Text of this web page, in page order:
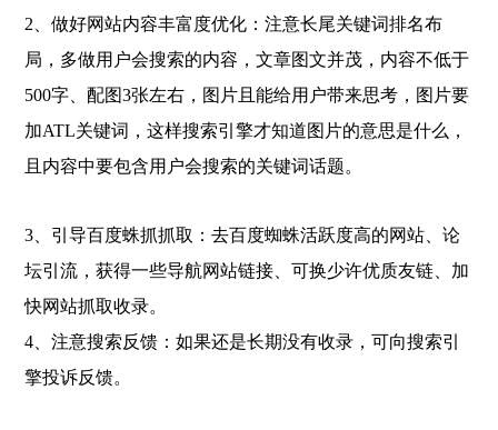
2、做好网站内容丰富度优化：注意长尾关键词排名布
局，多做用户会搜索的内容，文章图文并茂，内容不低于
500字、配图3张左右，图片且能给用户带来思考，图片要
加ATL关键词，这样搜索引擎才知道图片的意思是什么，
且内容中要包含用户会搜索的关键词话题。
3、引导百度蛛抓抓取：去百度蜘蛛活跃度高的网站、论
坛引流，获得一些导航网站链接、可换少许优质友链、加
快网站抓取收录。
4、注意搜索反馈：如果还是长期没有收录，可向搜索引
擎投诉反馈。